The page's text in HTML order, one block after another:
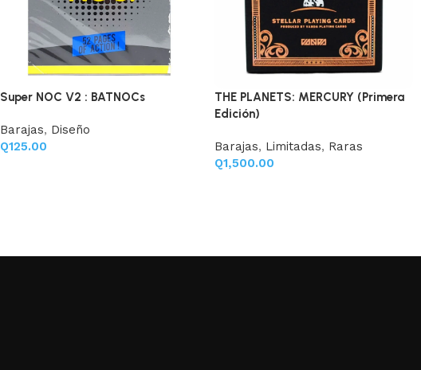
Super NOC V2 : BATNOCs
Barajas, Diseño
Q125.00
THE PLANETS: MERCURY (Primera
Edición)
Barajas, Limitadas, Raras
Q1,500.00